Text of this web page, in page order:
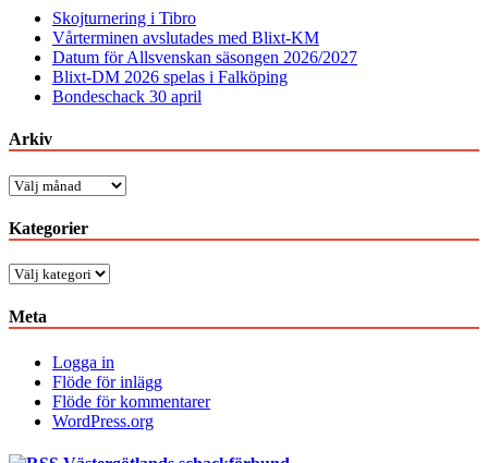
Skojturnering i Tibro
Vårterminen avslutades med Blixt-KM
Datum för Allsvenskan säsongen 2026/2027
Blixt-DM 2026 spelas i Falköping
Bondeschack 30 april
Arkiv
Arkiv
Kategorier
Kategorier
Meta
Logga in
Flöde för inlägg
Flöde för kommentarer
WordPress.org